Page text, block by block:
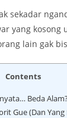
sekadar
yang
lain gak
Contents
Beda
Gue (Dan Yang